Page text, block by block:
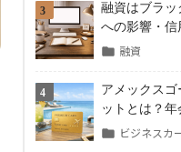
3
融資はブラッ
への影響・
融資
4
アメックスゴ
ットとは？
点まで徹底解
ビジネスカ